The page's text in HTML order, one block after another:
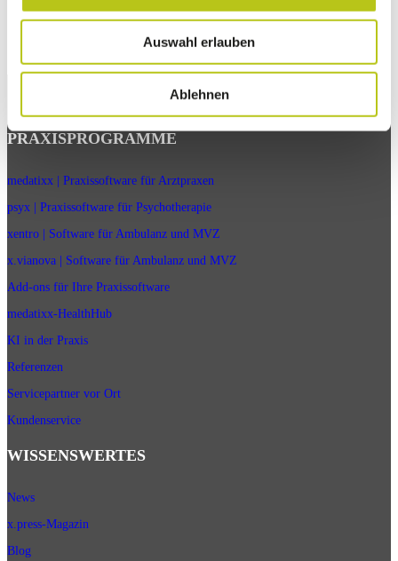
Auswahl erlauben
Ablehnen
PRAXISPROGRAMME
medatixx | Praxissoftware für Arztpraxen
psyx | Praxissoftware für Psychotherapie
xentro | Software für Ambulanz und MVZ
x.vianova | Software für Ambulanz und MVZ
Add-ons für Ihre Praxissoftware
medatixx-HealthHub
KI in der Praxis
Referenzen
Servicepartner vor Ort
Kundenservice
WISSENSWERTES
News
x.press-Magazin
Blog